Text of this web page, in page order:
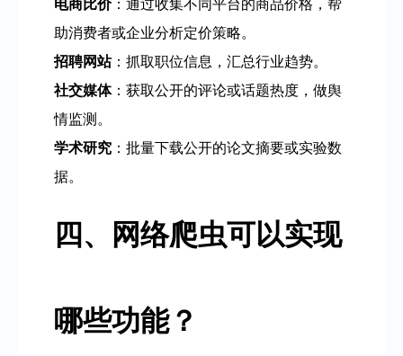
电商比价：通过收集不同平台的商品价格，帮
助消费者或企业分析定价策略。
招聘网站：抓取职位信息，汇总行业趋势。
社交媒体：获取公开的评论或话题热度，做舆
情监测。
学术研究 ：批量下载公开的论文摘要或实验数
据。
四、网络爬虫可以实现
哪些功能？